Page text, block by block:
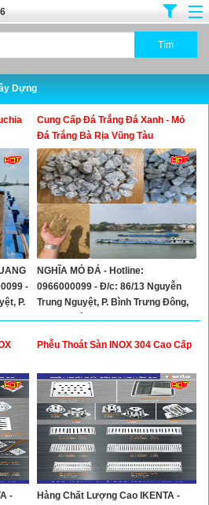
Dựng
-
P.
Cung Cấp Đá Trắng Đá Xanh - Mỏ
Đá Trắng Bà Rịa Vũng Tàu
NGHĨA MỎ ĐÁ - Hotline:
0966000099 - Đ/c: 86/13 Nguyễn
Trung Nguyệt, P. Bình Trưng Đông,
TP. Thủ Đức.
-
Phễu Thoát Sàn INOX 304 Cao Cấp
Hàng Chất Lượng Cao IKENTA -